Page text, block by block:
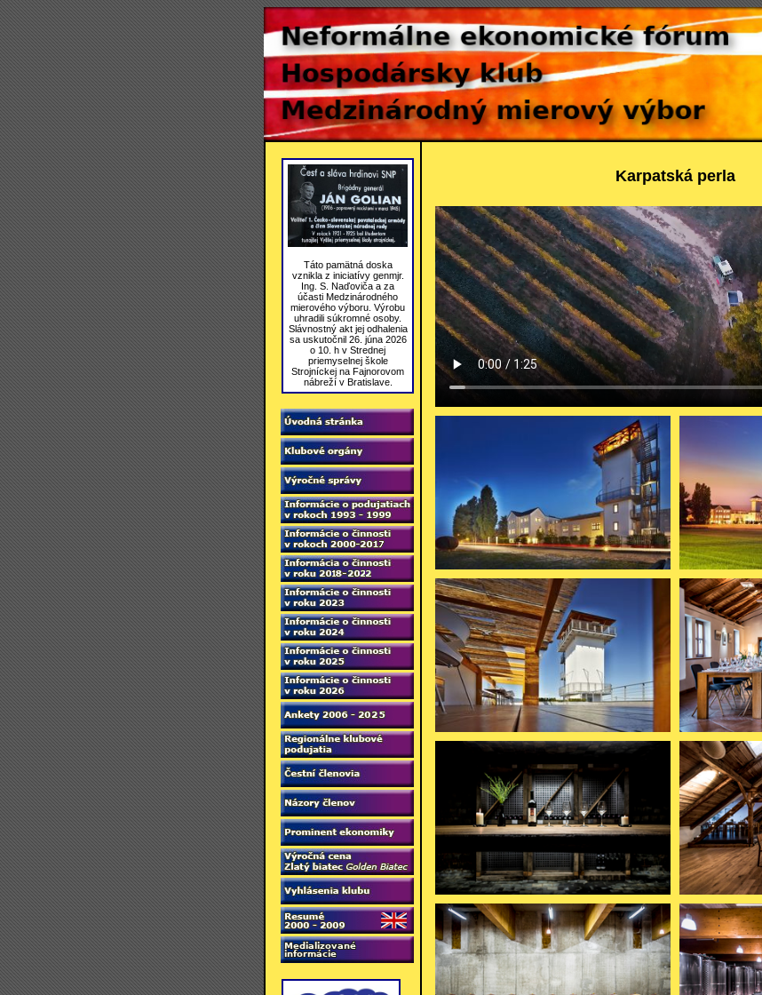
Táto pamätná doska
vznikla z iniciatívy genmjr.
Ing. S. Naďoviča a za
účasti Medzinárodného
mierového výboru. Výrobu
uhradili súkromné osoby.
Slávnostný akt jej odhalenia
sa uskutočnil 26. júna 2026
o 10. h v Strednej
priemyselnej škole
Strojníckej na Fajnorovom
nábreží v Bratislave.
Karpatská perla